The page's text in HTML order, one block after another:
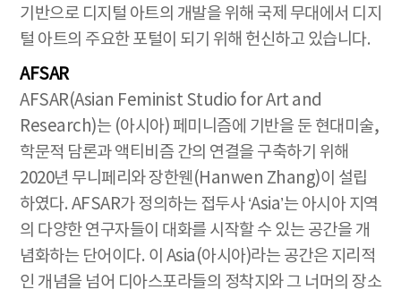
기반으로 디지털 아트의 개발을 위해 국제 무대에서 디지
털 아트의 주요한 포털이 되기 위해 헌신하고 있습니다.
AFSAR
AFSAR(Asian Feminist Studio for Art and
Research)는 (아시아) 페미니즘에 기반을 둔 현대미술,
학문적 담론과 액티비즘 간의 연결을 구축하기 위해
2020년 무니페리와 장한웬(Hanwen Zhang)이 설립
하였다. AFSAR가 정의하는 접두사 ‘Asia’는 아시아 지역
의 다양한 연구자들이 대화를 시작할 수 있는 공간을 개
념화하는 단어이다. 이 Asia(아시아)라는 공간은 지리적
인 개념을 넘어 디아스포라들의 정착지와 그 너머의 장소